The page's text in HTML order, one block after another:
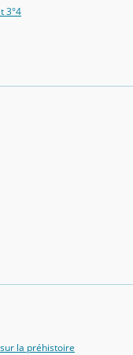
3°4
la préhistoire